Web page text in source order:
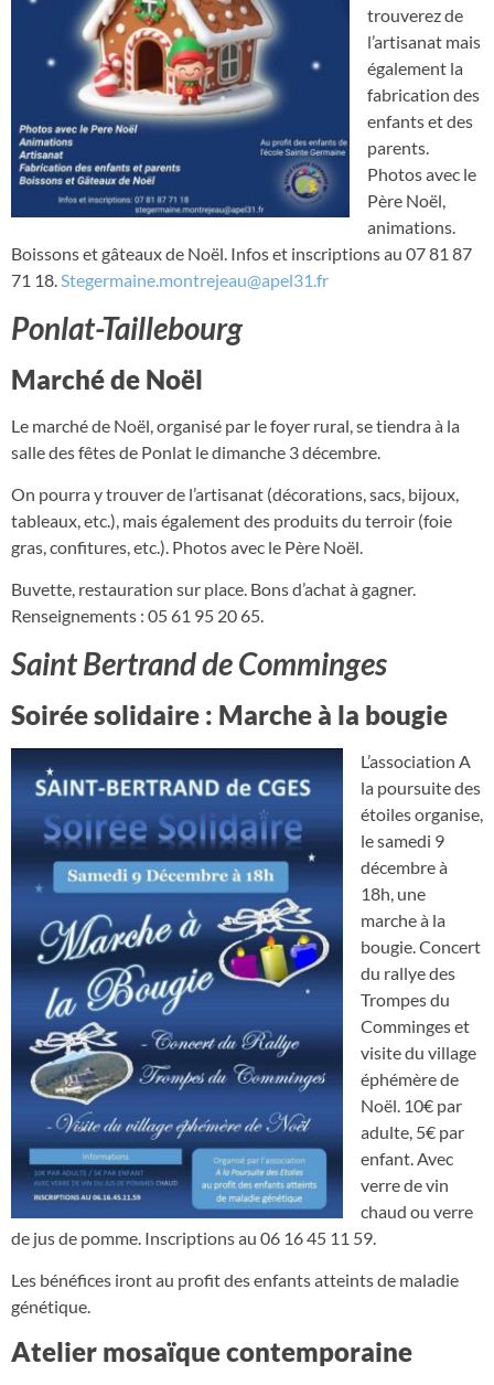
trouverez de
l’artisanat mais
également la
fabrication des
enfants et des
parents.
Photos avec le
Père Noël,
animations.
Boissons et gâteaux de Noël. Infos et inscriptions au 07 81 87
71 18.Stegermaine.montrejeau@apel31.fr
Ponlat-Taillebourg
Marché de Noël
Le marché de Noël, organisé par le foyer rural, se tiendra à la
salle des fêtes de Ponlat le dimanche 3 décembre.
On pourra y trouver de l’artisanat (décorations, sacs, bijoux,
tableaux, etc.), mais également des produits du terroir (foie
gras, confitures, etc.). Photos avec le Père Noël.
Buvette, restauration sur place. Bons d’achat à gagner.
Renseignements : 05 61 95 20 65.
Saint Bertrand de Comminges
Soirée solidaire : Marche à la bougie
L’association A
la poursuite des
étoiles organise,
le samedi 9
décembre à
18h, une
marche à la
bougie. Concert
du rallye des
Trompes du
Comminges et
visite du village
éphémère de
Noël. 10€ par
adulte, 5€ par
enfant. Avec
verre de vin
chaud ou verre
de jus de pomme. Inscriptions au 06 16 45 11 59.
Les bénéfices iront au profit des enfants atteints de maladie
génétique.
Atelier mosaïque contemporaine